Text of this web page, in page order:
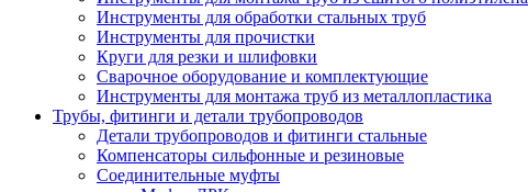
Инструменты для обработки стальных труб
Инструменты для прочистки
Круги для резки и шлифовки
Сварочное оборудование и комплектующие
Инструменты для монтажа труб из металлопластика
Трубы, фитинги и детали трубопроводов
Детали трубопроводов и фитинги стальные
Компенсаторы сильфонные и резиновые
Соединительные муфты